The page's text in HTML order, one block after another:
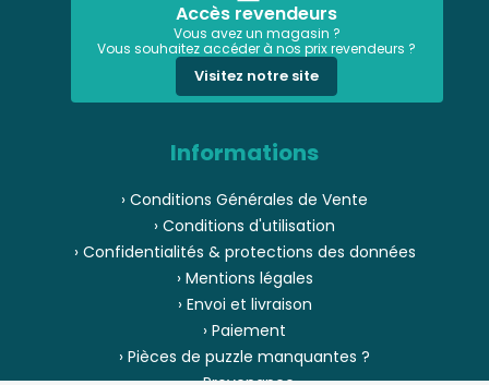
Accès revendeurs
Vous avez un magasin ?
Vous souhaitez accéder à nos prix revendeurs ?
Visitez notre site
Informations
› Conditions Générales de Vente
› Conditions d'utilisation
› Confidentialités & protections des données
› Mentions légales
› Envoi et livraison
› Paiement
› Pièces de puzzle manquantes ?